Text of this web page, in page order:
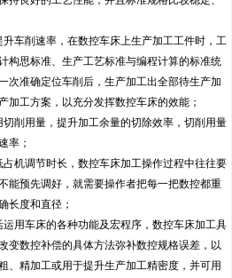
车削速率，在数控车床上生产加工工件时，工
构思标准、生产工艺标准与编程计算的标准统
次准确定位车削后，生产加工出全部待生产加
加工方案，以充分发挥数控车床的效能；
削用量，提升加工余量的切除效率，切削用量
率；
机调节时长，数控车床加工操作过程中往往要
能预先调好，就需要操作者把每一把数控都重
长度和直径；
用车床的各种功能及宏程序，数控车床加工具
变数控补偿的具体方法弥补数控规格误差，以
、精加工或用于提升生产加工精密度，并可用